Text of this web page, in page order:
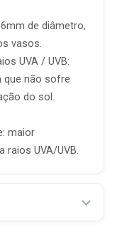
de diâmetro,
vasos.
UVA / UVB:
que não sofre
do sol.
maior
raios UVA/UVB.